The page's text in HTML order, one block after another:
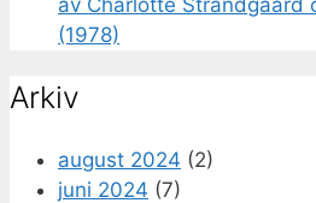
av Charlotte Strandgaard
(1978)
Arkiv
august 2024 (2)
juni 2024 (7)